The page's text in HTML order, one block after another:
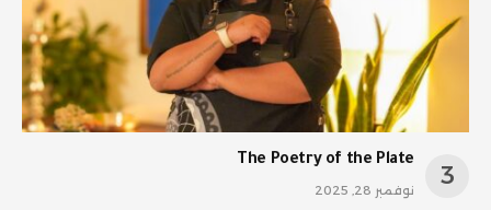
The Poetry of the Plate
نوفمبر 28, 2025